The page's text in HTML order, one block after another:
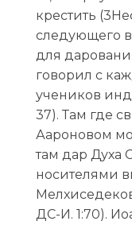
крестить
следующего
для
говорил с
учеников
37). Там где
Аароновом
там дар Духа
носителями
ДС-И. 1:70).